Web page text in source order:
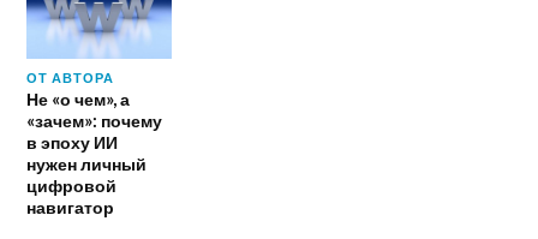
ОТ АВТОРА
Не «о чем», а
«зачем»: почему
в эпоху ИИ
нужен личный
цифровой
навигатор